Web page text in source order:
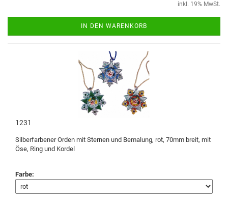
inkl. 19% MwSt.
IN DEN WARENKORB
1231
Silberfarbener Orden mit Sternen und Bemalung, rot, 70mm breit, mit
Öse, Ring und Kordel
Farbe: